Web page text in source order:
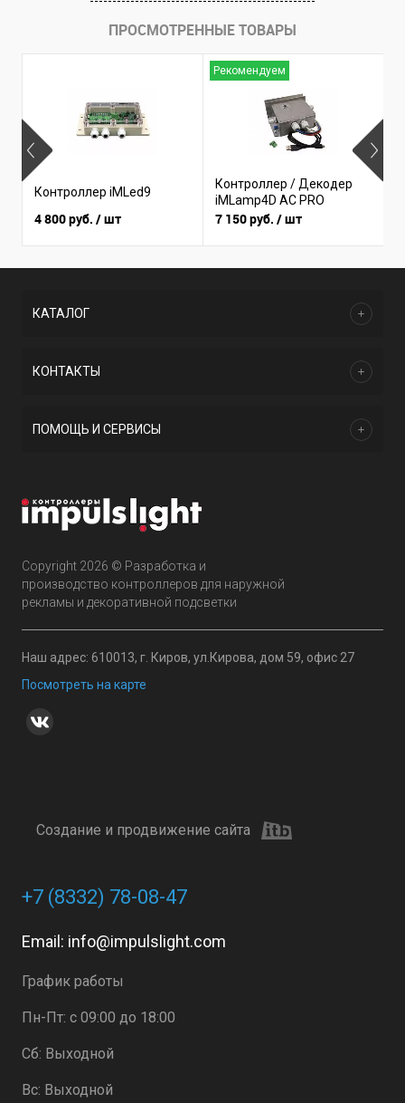
ПРОСМОТРЕННЫЕ ТОВАРЫ
Контроллер iMLed9
4 800 руб. / шт
Рекомендуем
Контроллер / Декодер
iMLamp4D AC PRO
7 150 руб. / шт
Copyright 2026 © Разработка и
производство контроллеров для наружной
рекламы и декоративной подсветки
Наш адрес: 610013, г. Киров, ул.Кирова, дом 59, офис 27
Посмотреть на карте
Создание и продвижение сайта
КАТАЛОГ
КОНТАКТЫ
ПОМОЩЬ И СЕРВИСЫ
+7 (8332) 78-08-47
Email: info@impulslight.com
График работы
Пн-Пт: с 09:00 до 18:00
Сб: Выходной
Вс: Выходной